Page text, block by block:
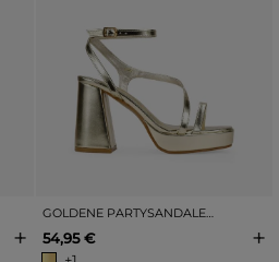
+
GOLDENE PARTYSANDALEN MIT ABSATZ UND PLATEAU
54,95 €
+